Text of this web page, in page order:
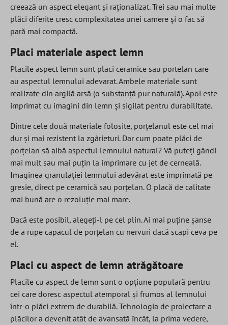
creează un aspect elegant și raționalizat. Trei sau mai multe
plăci diferite cresc complexitatea unei camere și o fac să
pară mai compactă.
Placi materiale aspect lemn
Placile aspect lemn sunt placi ceramice sau portelan care
au aspectul lemnului adevarat. Ambele materiale sunt
realizate din argilă arsă (o substanță pur naturală). Apoi este
imprimat cu imagini din lemn și sigilat pentru durabilitate.
Dintre cele două materiale folosite, porțelanul este cel mai
dur și mai rezistent la zgârieturi. Dar cum poate plăci de
porțelan să aibă aspectul lemnului natural? Vă puteți gândi
mai mult sau mai puțin la imprimare cu jet de cerneală.
Imaginea granulației lemnului adevărat este imprimată pe
gresie, direct pe ceramică sau porțelan. O placă de calitate
mai bună are o rezoluție mai mare.
Dacă este posibil, alegeți-l pe cel plin. Ai mai puține șanse
de a rupe capacul de porțelan cu nervuri dacă scapi ceva pe
el.
Placi cu aspect de lemn atrăgătoare
Placile cu aspect de lemn sunt o opțiune populară pentru
cei care doresc aspectul atemporal și frumos al lemnului
într-o plăci extrem de durabilă. Tehnologia de proiectare a
plăcilor a devenit atât de avansată încât, la prima vedere,